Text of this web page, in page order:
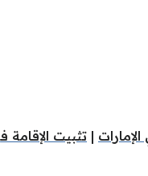
| تثبيت الإقامة